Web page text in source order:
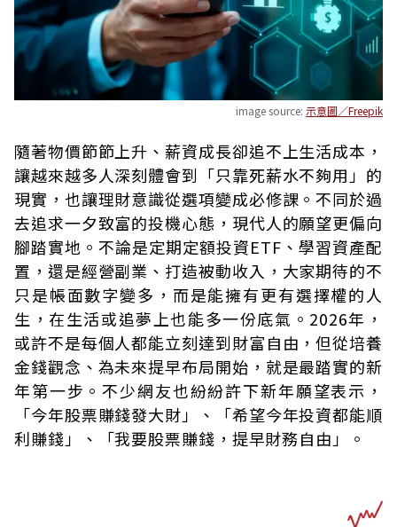
image source: 示意圖／Freepik
隨著物價節節上升、薪資成長卻追不上生活成本，
讓越來越多人深刻體會到「只靠死薪水不夠用」的
現實，也讓理財意識從選項變成必修課。不同於過
去追求一夕致富的投機心態，現代人的願望更偏向
腳踏實地。不論是定期定額投資ETF、學習資產配
置，還是經營副業、打造被動收入，大家期待的不
只是帳面數字變多，而是能擁有更有選擇權的人
生，在生活或追夢上也能多一份底氣。2026年，
或許不是每個人都能立刻達到財富自由，但從培養
金錢觀念、為未來提早布局開始，就是最踏實的新
年第一步。不少網友也紛紛許下新年願望表示，
「今年股票賺錢發大財」、「希望今年投資都能順
利賺錢」、「我要股票賺錢，提早財務自由」。